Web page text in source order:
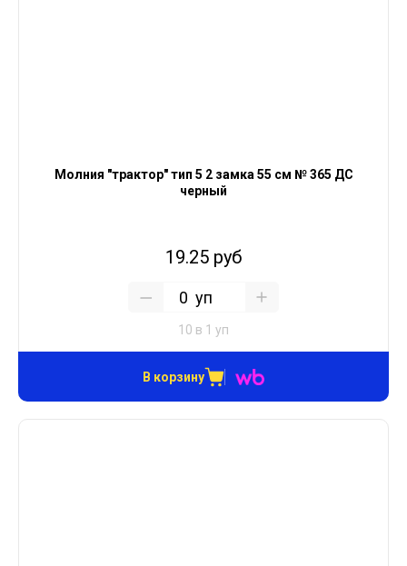
Молния "трактор" тип 5 2 замка 55 см № 365 ДС
черный
19.25 руб
уп
10 в 1 уп
В корзину